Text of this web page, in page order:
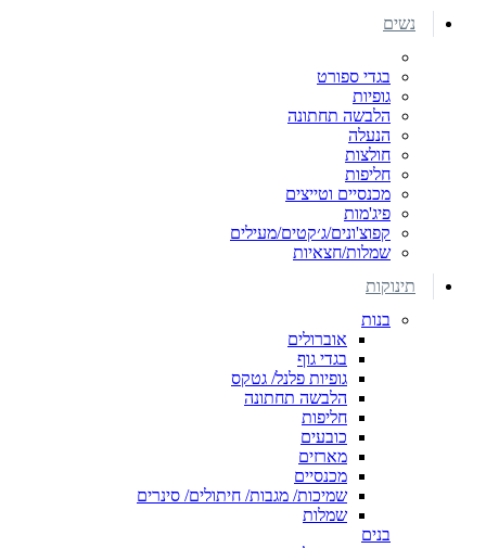
נשים
בגדי ספורט
גופיות
הלבשה תחתונה
הנעלה
חולצות
חליפות
מכנסיים וטייצים
פיג'מות
קפוצ'ונים/ג׳קטים/מעילים
שמלות/חצאיות
תינוקות
בנות
אוברולים
בגדי גוף
גופיות פלנל/ גטקס
הלבשה תחתונה
חליפות
כובעים
מארזים
מכנסיים
שמיכות/ מגבות/ חיתולים/ סינרים
שמלות
בנים